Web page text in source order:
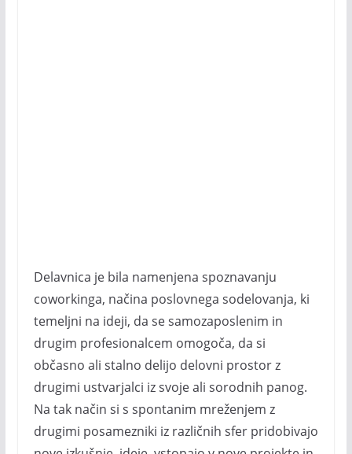
Delavnica je bila namenjena spoznavanju
coworkinga, načina poslovnega sodelovanja, ki
temeljni na ideji, da se samozaposlenim in
drugim profesionalcem omogoča, da si
občasno ali stalno delijo delovni prostor z
drugimi ustvarjalci iz svoje ali sorodnih panog.
Na tak način si s spontanim mreženjem z
drugimi posamezniki iz različnih sfer pridobivajo